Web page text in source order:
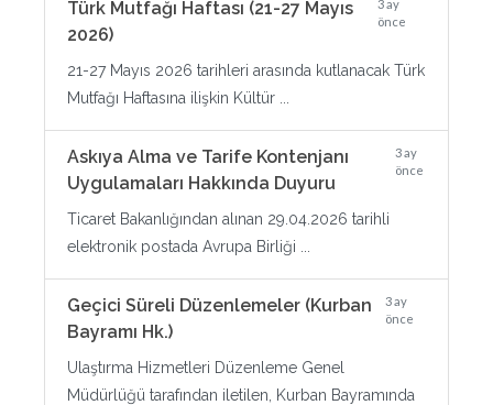
Türk Mutfağı Haftası (21-27 Mayıs
2026)
3 ay
önce
21-27 Mayıs 2026 tarihleri arasında kutlanacak Türk
Mutfağı Haftasına ilişkin Kültür ...
Askıya Alma ve Tarife Kontenjanı
Uygulamaları Hakkında Duyuru
3 ay
önce
Ticaret Bakanlığından alınan 29.04.2026 tarihli
elektronik postada Avrupa Birliği ...
Geçici Süreli Düzenlemeler (Kurban
Bayramı Hk.)
3 ay
önce
Ulaştırma Hizmetleri Düzenleme Genel
Müdürlüğü tarafından iletilen, Kurban Bayramında